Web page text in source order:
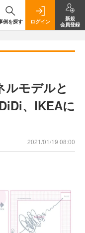
例を探す ログイン
新規
会員登録
ルモデルと
、IKEAに
2021/01/19 08:00